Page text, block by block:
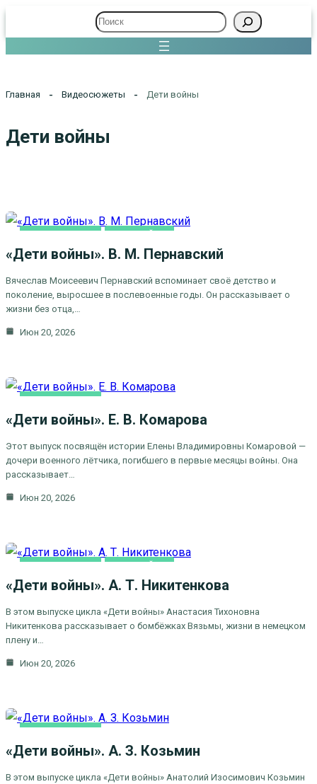
Поиск
Главная Видеосюжеты Дети войны
Дети войны
«Дети войны». В. М. Пернавский
Вячеслав Моисеевич Пернавский вспоминает своё детство и
поколение, выросшее в послевоенные годы. Он рассказывает о
жизни без отца,…
Июн 20, 2026
ДЕТИ ВОЙНЫ
«Дети войны». Е. В. Комарова
Этот выпуск посвящён истории Елены Владимировны Комаровой —
дочери военного лётчика, погибшего в первые месяцы войны. Она
рассказывает…
Июн 20, 2026
«Дети войны». А. Т. Никитенкова
В этом выпуске цикла «Дети войны» Анастасия Тихоновна
Никитенкова рассказывает о бомбёжках Вязьмы, жизни в немецком
плену и…
Июн 20, 2026
ДЕТИ ВОЙНЫ
«Дети войны». А. З. Козьмин
В этом выпуске цикла «Дети войны» Анатолий Изосимович Козьмин